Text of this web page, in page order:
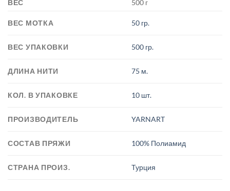
ВЕС 500 г
ВЕС МОТКА 50 гр.
ВЕС УПАКОВКИ 500 гр.
ДЛИНА НИТИ 75 м.
КОЛ. В УПАКОВКЕ 10 шт.
ПРОИЗВОДИТЕЛЬ YARNART
СОСТАВ ПРЯЖИ 100% Полиамид
СТРАНА ПРОИЗ. Турция